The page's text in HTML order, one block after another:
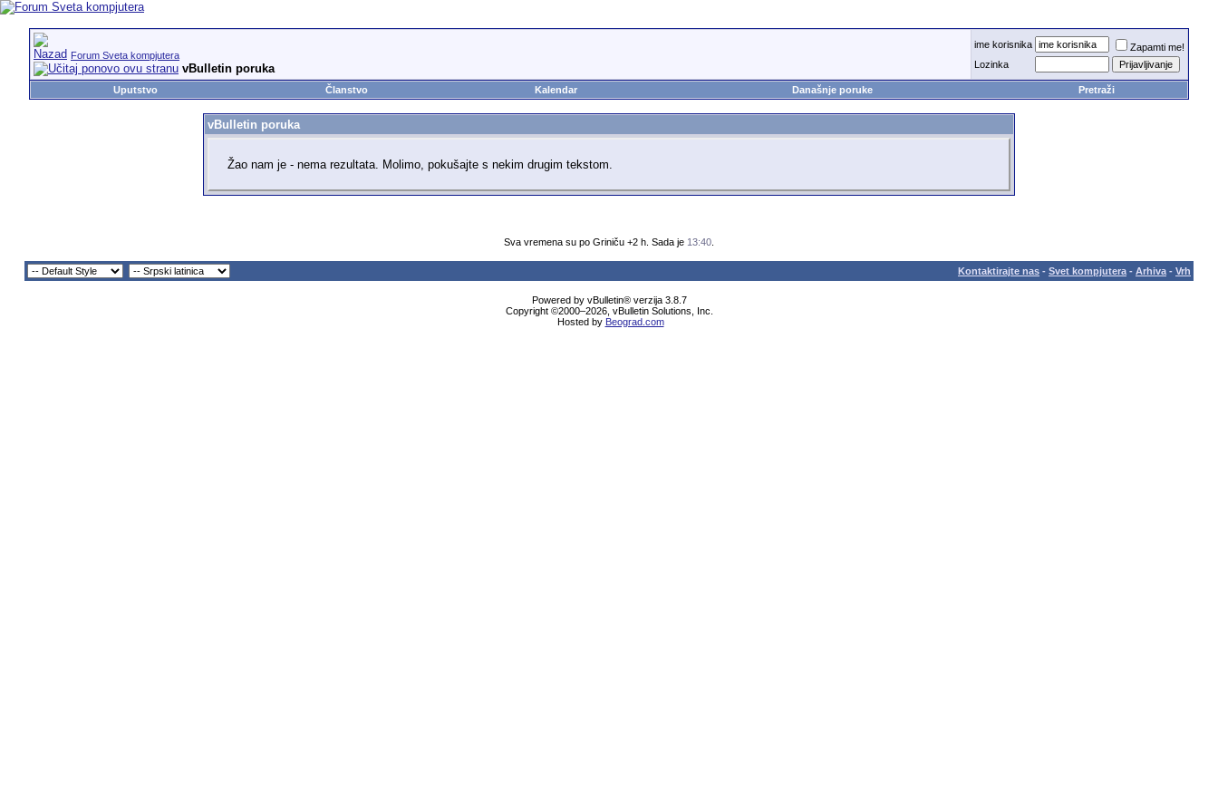
Forum Sveta kompjutera
vBulletin poruka
ime korisnika
Zapamti me!
Lozinka
Uputstvo Članstvo Kalendar Današnje poruke Pretraži
vBulletin poruka
Žao nam je - nema rezultata. Molimo, pokušajte s nekim drugim tekstom.
Sva vremena su po Griniču +2 h. Sada je 13:40.
Kontaktirajte nas - Svet kompjutera - Arhiva - Vrh
Powered by vBulletin® verzija 3.8.7
Copyright ©2000–2026, vBulletin Solutions, Inc.
Hosted by Beograd.com